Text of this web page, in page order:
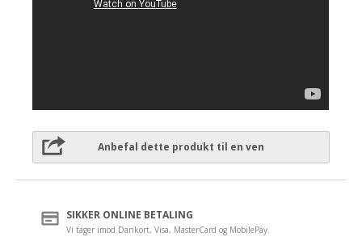
Anbefal dette produkt til en ven
SIKKER ONLINE BETALING
Vi tager imod Dankort, Visa, MasterCard og MobilePay.